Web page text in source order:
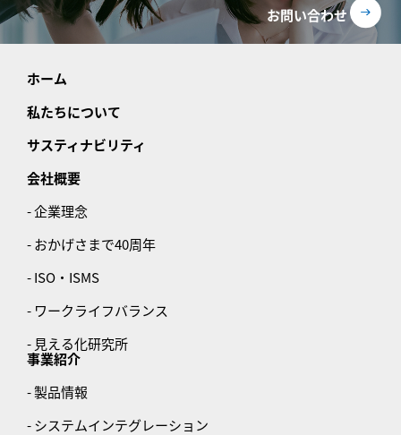
お問い合わせ
ホーム
私たちについて
サスティナビリティ
会社概要
- 企業理念
- おかげさまで40周年
- ISO・ISMS
- ワークライフバランス
- 見える化研究所
事業紹介
- 製品情報
- システムインテグレーション